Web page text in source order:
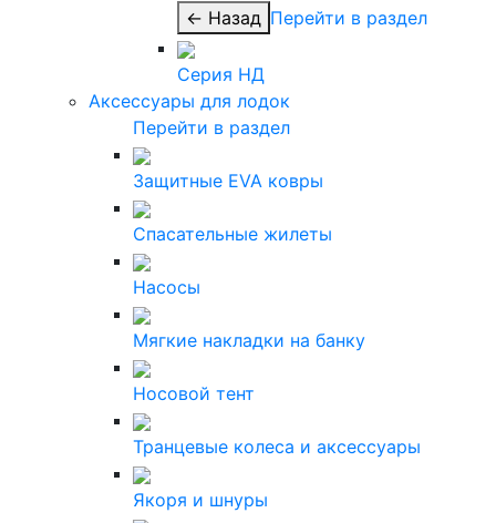
← Назад Перейти в раздел
Серия НД
Аксессуары для лодок
Перейти в раздел
Защитные EVA ковры
Спасательные жилеты
Насосы
Мягкие накладки на банку
Носовой тент
Транцевые колеса и аксессуары
Якоря и шнуры